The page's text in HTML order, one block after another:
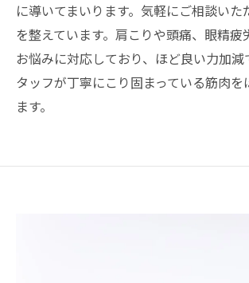
に導いてまいります。気軽にご相談いた
を整えています。肩こりや頭痛、眼精疲
お悩みに対応しており、ほど良い力加
タッフが丁寧にこり固まっている筋肉を
ます。